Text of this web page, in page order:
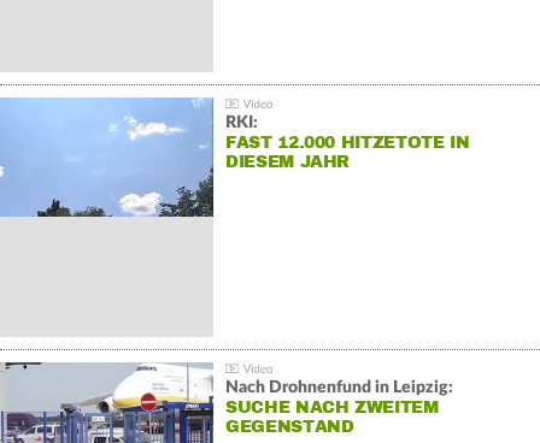
RKI:
FAST 12.000 HITZETOTE IN
DIESEM JAHR
Nach Drohnenfund in Leipzig:
SUCHE NACH ZWEITEM
GEGENSTAND